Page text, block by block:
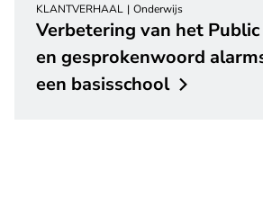
KLANTVERHAAL Onderwijs
Verbetering van het
en gesprokenwoord
een basisschool